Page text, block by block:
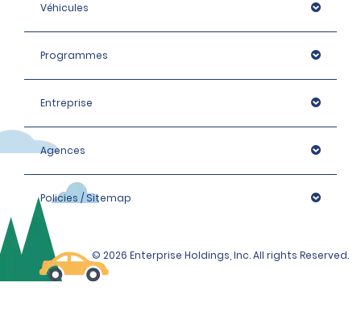
Véhicules
Programmes
Entreprise
Agences
Policies / Sitemap
© 2026 Enterprise Holdings, Inc. All rights Reserved.